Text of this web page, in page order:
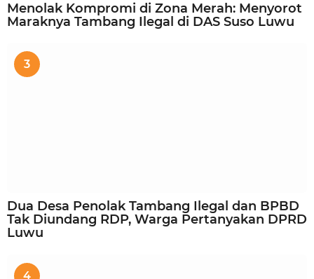
Menolak Kompromi di Zona Merah: Menyorot
Maraknya Tambang Ilegal di DAS Suso Luwu
3
Dua Desa Penolak Tambang Ilegal dan BPBD
Tak Diundang RDP, Warga Pertanyakan DPRD
Luwu
4